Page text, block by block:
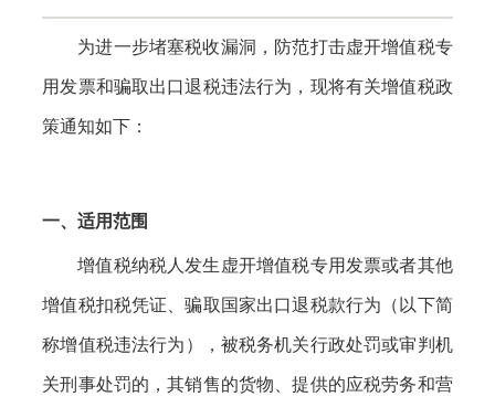
为进一步堵塞税收漏洞，防范打击虚开增值税专
用发票和骗取出口退税违法行为，现将有关增值税政
策通知如下：
一、适用范围
增值税纳税人发生虚开增值税专用发票或者其他
增值税扣税凭证、骗取国家出口退税款行为（以下简
称增值税违法行为 ），被税务机关行政处罚或审判机
关刑事处罚的，其销售的货物、提供的应税劳务和营